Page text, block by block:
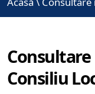
Consiliu